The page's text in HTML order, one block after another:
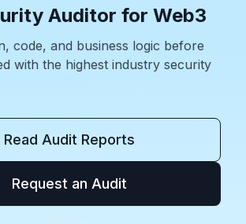
Auditor for Web3
code, and business logic before
with the highest industry security
Read Audit Reports
Request an Audit